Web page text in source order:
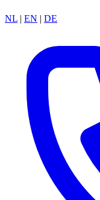
NL | EN | DE